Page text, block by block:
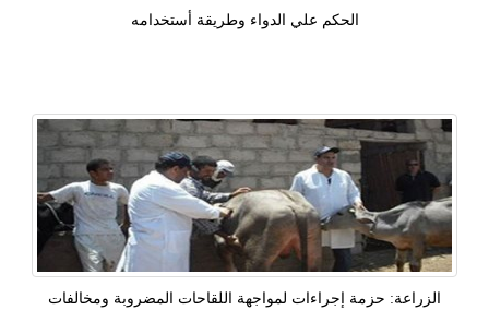
الحكم علي الدواء وطريقة أستخدامه
الزراعة: حزمة إجراءات لمواجهة اللقاحات المضروبة ومخالفات